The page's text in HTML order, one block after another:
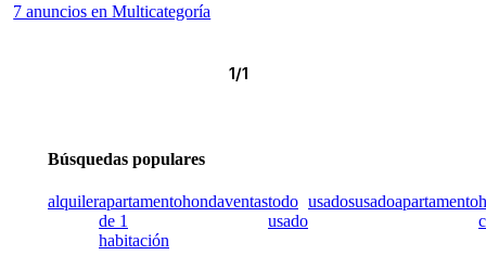
7 anuncios en Multicategoría
1/1
Búsquedas populares
alquilerapartamento
de 1
habitación
hondaventastodo
usado
usadosusadoapartamento